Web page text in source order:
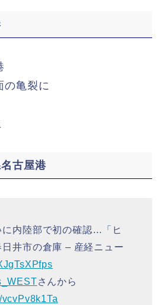
の亀裂に
古屋港
に内陸部で初の確認…「ヒ
井市の倉庫 – 産経ニュー
さんから